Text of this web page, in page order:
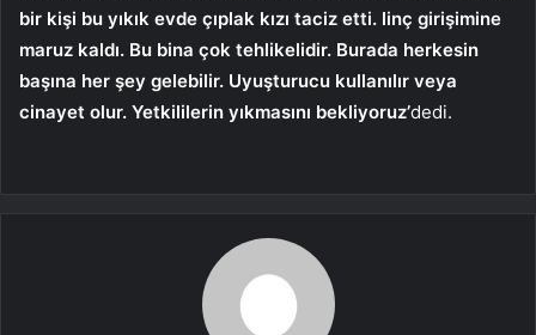
bir kişi bu yıkık evde çıplak kızı taciz etti. linç girişimine
maruz kaldı. Bu bina çok tehlikelidir. Burada herkesin
başına her şey gelebilir. Uyuşturucu kullanılır veya
cinayet olur. Yetkililerin yıkmasını bekliyoruz’dedi.